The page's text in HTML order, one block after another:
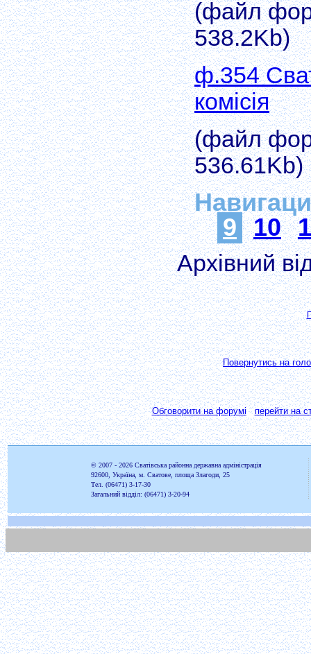
(файл
538.2Kb)
ф.354
комісія
(файл
536.61Kb)
9
10
Архівний
Повернутись на
Обговорити на форумі перейти на
© 2007 - 2026 Сватівська районна державна адміністрація
92600, Україна, м. Сватове, площа Злагоди, 25
Тел. (06471) 3-17-30
Загальний відділ: (06471) 3-20-94